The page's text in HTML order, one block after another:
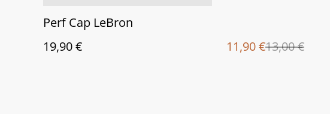
Perf Cap LeBron
19,90 €
11,90 €13,00 €